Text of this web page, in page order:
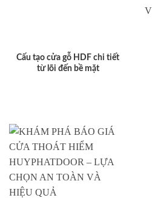
Cấu tạo cửa gỗ HDF chi tiết
từ lõi đến bề mặt